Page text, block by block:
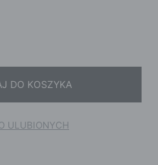
DO KOSZYKA
ULUBIONYCH